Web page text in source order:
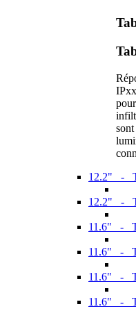
sont
12.2" -
12.2" -
11.6" -
11.6" -
11.6" -
11.6" -